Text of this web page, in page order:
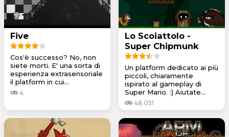
Five
Cos'è successo? No, non
siete morti. E' una sorta di
esperienza extrasensoriale
il platform in cui...
4
Lo Scoiattolo -
Super Chipmunk
Un platform dedicato ai più
piccoli, chiaramente
ispirato al gameplay di
Super Mario. :) Aiutate...
48.051